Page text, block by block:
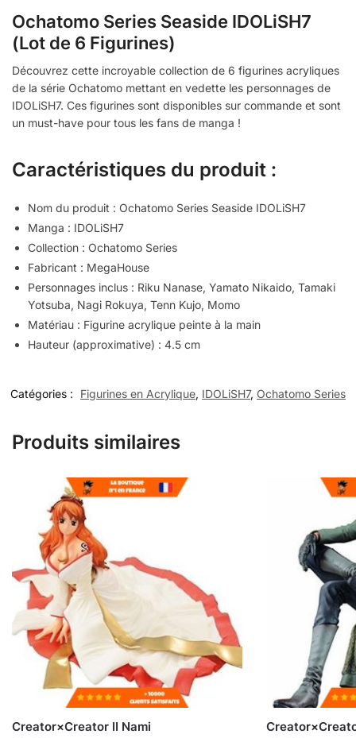
Ochatomo Series Seaside IDOLiSH7
(Lot de 6 Figurines)
Découvrez cette incroyable collection de 6 figurines acryliques
de la série Ochatomo mettant en vedette les personnages de
IDOLiSH7. Ces figurines sont disponibles sur commande et sont
un must-have pour tous les fans de manga !
Caractéristiques du produit :
Nom du produit : Ochatomo Series Seaside IDOLiSH7
Manga : IDOLiSH7
Collection : Ochatomo Series
Fabricant : MegaHouse
Personnages inclus : Riku Nanase, Yamato Nikaido, Tamaki
Yotsuba, Nagi Rokuya, Tenn Kujo, Momo
Matériau : Figurine acrylique peinte à la main
Hauteur (approximative) : 4.5 cm
Catégories : Figurines en Acrylique, IDOLiSH7, Ochatomo Series
Produits similaires
Creator×Creator II Nami